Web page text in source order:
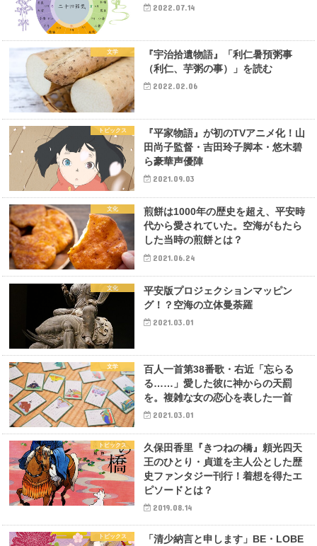
2022.07.14
文学
『宇治拾遺物語』「利仁暑預粥事
（利仁、芋粥の事）」を読む
2022.02.06
トピックス
『平家物語』が初のTVアニメ化！山
田尚子監督・吉田玲子脚本・悠木碧
ら豪華声優陣
2021.09.03
文化
煎餅は1000年の歴史を超え、平安時
代から愛されていた。空海がもたら
した当時の煎餅とは？
2021.06.24
文化
平安版プロジェクションマッピン
グ！？空海の立体曼荼羅
2021.03.01
文学
百人一首第38番歌・右近「忘らる
る……」愛した彼に神からの天罰
を。複雑な女の恋心を表した一首
2021.03.01
トピックス
久保田香里『きつねの橋』頼光四天
王のひとり・貞道を主人公とした歴
史ファンタジー刊行！着想を得たエ
ピソードとは？
2019.08.14
トピックス
「清少納言と申します」BE・LOBE